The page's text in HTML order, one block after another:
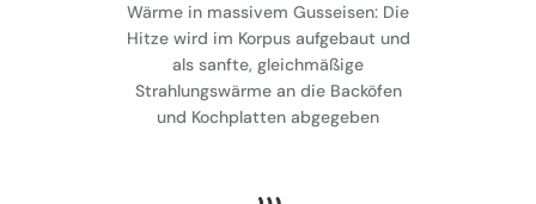
Wärme in massivem Gusseisen: Die
Hitze wird im Korpus aufgebaut und
als sanfte, gleichmäßige
Strahlungswärme an die Backöfen
und Kochplatten abgegeben